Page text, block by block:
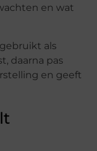
en wat
als
daarna pas
en geeft